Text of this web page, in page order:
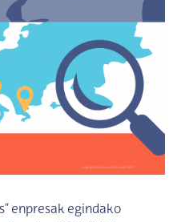
enpresak egindako